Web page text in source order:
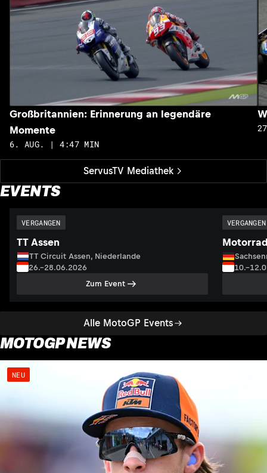
ServusTV Mediathek
Großbritannien: Erinnerung an legendäre
Momente
6. AUG. | 4:47 MIN
EVENTS
Alle MotoGP Events
VERGANGEN
TT Assen
TT Circuit Assen, Niederlande
26.–28.06.2026
Zum Event
VERGANGEN
MOTOGP NEWS
NEU